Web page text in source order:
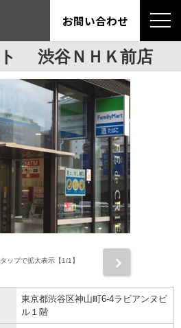
お問い合わせ
ト 渋谷ＮＨＫ前店
ップで拡大表示【1/1】
東京都渋谷区神山町6-4ラビアンヌビ
ル１階